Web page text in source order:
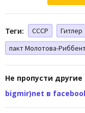
Теги: СССР Гитлер
пакт Молотова-
Не пропусти
bigmir)net в